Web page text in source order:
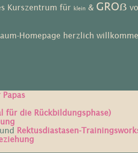
Kurszentrum für klein & GROẞ
aum-Homepage herzlich
Papas
für die Rückbildungsphase)
und Rektusdiastasen-